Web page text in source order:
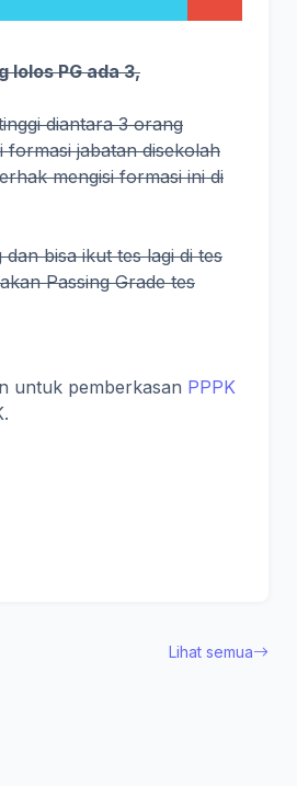
lolos PG ada 3,
diantara 3 orang
formasi jabatan disekolah
mengisi formasi ini di
bisa ikut tes lagi di tes
Passing Grade tes
untuk pemberkasan PPPK
Lihat semua